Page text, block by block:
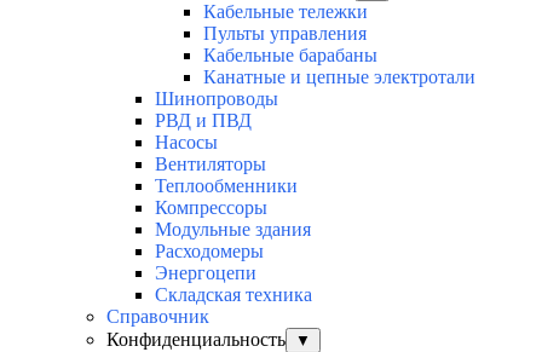
Кабельные тележки
Пульты управления
Кабельные барабаны
Канатные и цепные электротали
Шинопроводы
РВД и ПВД
Насосы
Вентиляторы
Теплообменники
Компрессоры
Модульные здания
Расходомеры
Энергоцепи
Складская техника
Справочник
Конфиденциальность
▼